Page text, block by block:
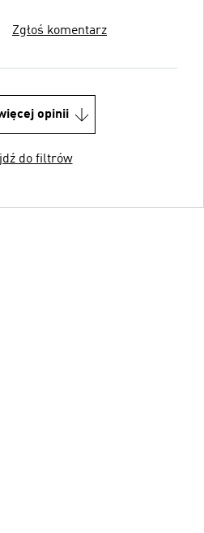
Zgłoś komentarz
opinii
do filtrów